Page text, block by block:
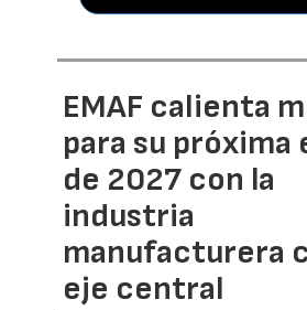
EMAF calienta
para su próxima
de 2027 con la
industria
manufacturera
eje central